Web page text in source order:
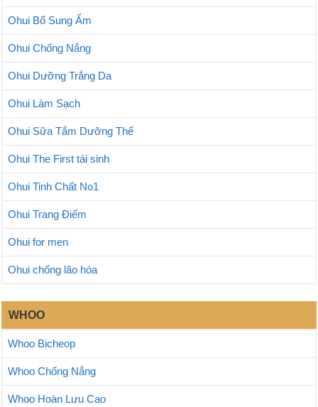
Ohui Bổ Sung Ẩm
Ohui Chống Nắng
Ohui Dưỡng Trắng Da
Ohui Làm Sạch
Ohui Sữa Tắm Dưỡng Thể
Ohui The First tái sinh
Ohui Tinh Chất No1
Ohui Trang Điểm
Ohui for men
Ohui chống lão hóa
WHOO
Whoo Bicheop
Whoo Chống Nắng
Whoo Hoàn Lưu Cao